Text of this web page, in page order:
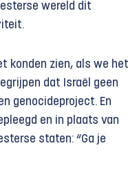
wereld dit
konden zien, als we het
dat Israël geen
genocideproject. En
en in plaats van
staten: “Ga je